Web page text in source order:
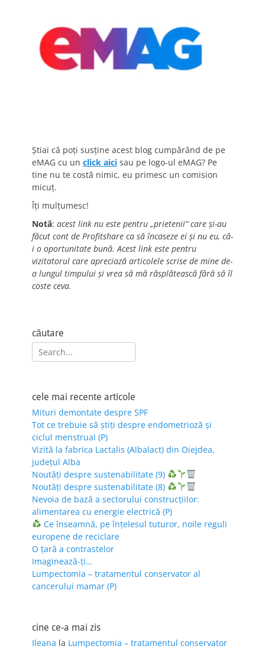
Știai că poți susține acest blog cumpărând de pe
eMAG cu un click aici sau pe logo-ul eMAG? Pe
tine nu te costă nimic, eu primesc un comision
micuț.
Îți mulțumesc!
Notă: acest link nu este pentru „prietenii” care și-au
făcut cont de Profitshare ca să încaseze ei și nu eu, că-
i o oportunitate bună. Acest link este pentru
vizitatorul care apreciază articolele scrise de mine de-
a lungul timpului și vrea să mă răsplătească fără să îl
coste ceva.
căutare
Search
for:
cele mai recente articole
Mituri demontate despre SPF
Tot ce trebuie să știți despre endometrioză și
ciclul menstrual (P)
Vizită la fabrica Lactalis (Albalact) din Oiejdea,
județul Alba
Noutăți despre sustenabilitate (9)
Noutăți despre sustenabilitate (8)
Nevoia de bază a sectorului construcțiilor:
alimentarea cu energie electrică (P)
Ce înseamnă, pe înțelesul tuturor, noile reguli
europene de reciclare
O țară a contrastelor
Imaginează-ți…
Lumpectomia – tratamentul conservator al
cancerului mamar (P)
cine ce-a mai zis
Ileana la Lumpectomia – tratamentul conservator